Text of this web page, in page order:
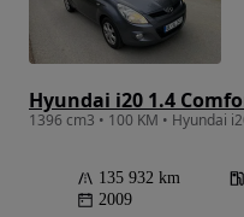
Hyundai i20 1.4
1396 cm3 • 100 KM • Hyundai
135 932 km
2009